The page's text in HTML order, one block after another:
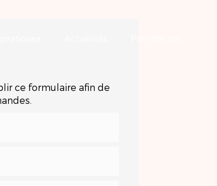
ce formulaire afin de